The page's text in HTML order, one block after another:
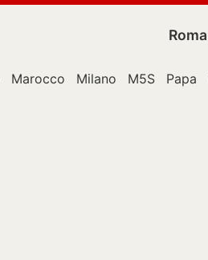
Roma
Marocco Milano M5S Papa